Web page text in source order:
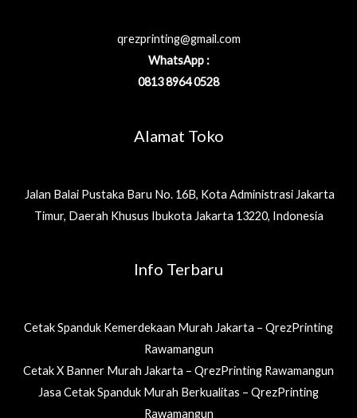
qrezprinting@gmail.com
WhatsApp :
0813 8964 0528
Alamat Toko
Jalan Balai Pustaka Baru No. 16B, Kota Administrasi Jakarta
Timur, Daerah Khusus Ibukota Jakarta 13220, Indonesia
Info Terbaru
Cetak Spanduk Kemerdekaan Murah Jakarta – QrezPrinting
Rawamangun
Cetak X Banner Murah Jakarta – QrezPrinting Rawamangun
Jasa Cetak Spanduk Murah Berkualitas – QrezPrinting
Rawamangun